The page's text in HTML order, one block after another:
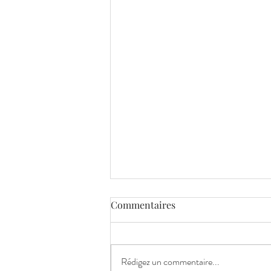
Commentaires
Rédigez un commentaire...